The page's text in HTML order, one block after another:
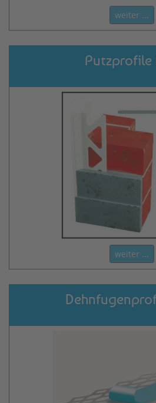
weiter ...
Putzprofile
weiter ...